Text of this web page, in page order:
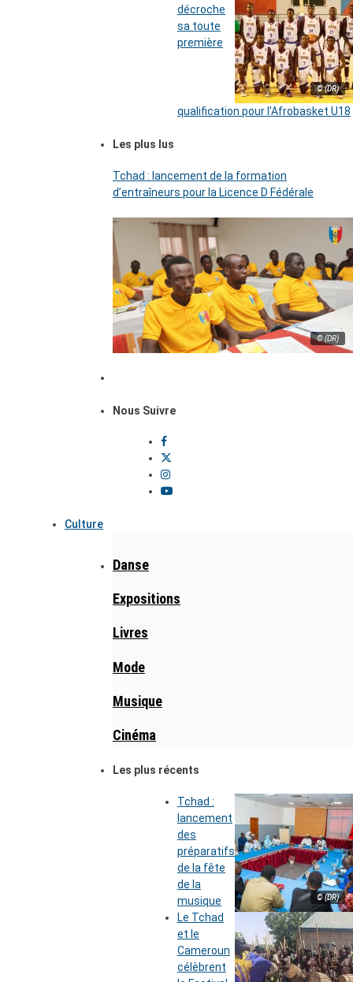
© (DR)
décroche
sa toute
première
qualification pour l’Afrobasket U18
Les plus lus
Tchad : lancement de la formation
d’entraîneurs pour la Licence D Fédérale
© (DR)
Nous Suivre
Culture
Danse
Expositions
Livres
Mode
Musique
Cinéma
Les plus récents
© (DR)
Tchad :
lancement
des
préparatifs
de la fête
de la
musique
Le Tchad
et le
Cameroun
célèbrent